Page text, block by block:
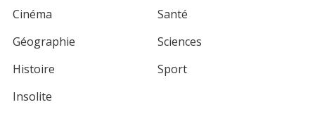
Cinéma
Géographie
Histoire
Insolite
Santé
Sciences
Sport